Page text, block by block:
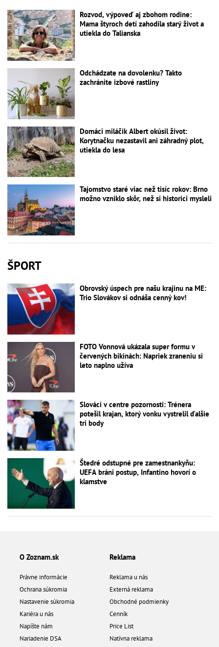
Rozvod, výpoveď aj zbohom rodine:
Mama štyroch detí zahodila starý život a
utiekla do Talianska
Odchádzate na dovolenku? Takto
zachránite izbové rastliny
Domáci miláčik Albert okúsil život:
Korytnačku nezastavil ani záhradný plot,
utiekla do lesa
Tajomstvo staré viac než tisíc rokov: Brno
možno vzniklo skôr, než si historici mysleli
ŠPORT
Obrovský úspech pre našu krajinu na ME:
Trio Slovákov si odnáša cenný kov!
FOTO Vonnová ukázala super formu v
červených bikinách: Napriek zraneniu si
leto naplno užíva
Slováci v centre pozornosti: Trénera
potešil krajan, ktorý vonku vystrelil ďalšie
tri body
Štedré odstupné pre zamestnankyňu:
UEFA bráni postup, Infantino hovorí o
klamstve
O Zoznam.sk
Právne informácie
Ochrana súkromia
Nastavenie súkromia
Kariéra u nás
Napíšte nám
Nariadenie DSA
Reklama
Reklama u nás
Externá reklama
Obchodné podmienky
Cenník
Price List
Natívna reklama